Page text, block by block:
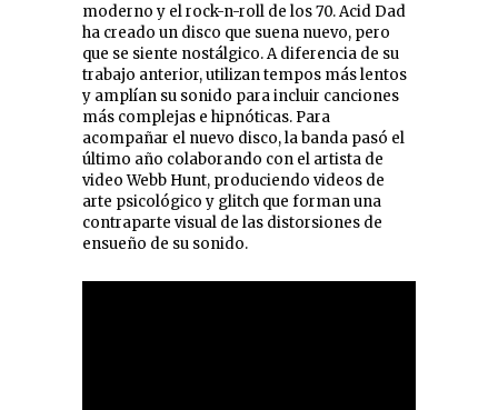
moderno y el rock-n-roll de los 70. Acid Dad
ha creado un disco que suena nuevo, pero
que se siente nostálgico. A diferencia de su
trabajo anterior, utilizan tempos más lentos
y amplían su sonido para incluir canciones
más complejas e hipnóticas. Para
acompañar el nuevo disco, la banda pasó el
último año colaborando con el artista de
video Webb Hunt, produciendo videos de
arte psicológico y glitch que forman una
contraparte visual de las distorsiones de
ensueño de su sonido.